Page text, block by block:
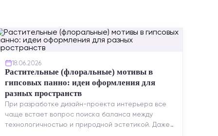
18.06.2026
Растительные (флоральные) мотивы в
гипсовых панно: идеи оформления для
разных пространств
При разработке дизайн-проекта интерьера все
чаще встает вопрос поиска баланса между
технологичностью и природной эстетикой. Даже